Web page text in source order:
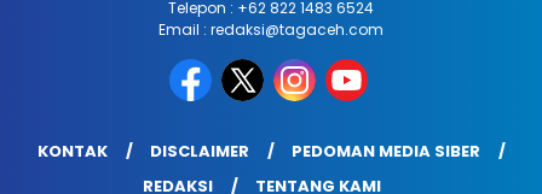
Telepon : +62 822 1483 6524
Email : redaksi@tagaceh.com
KONTAK DISCLAIMER
PEDOMAN MEDIA SIBER
REDAKSI
TENTANG KAMI